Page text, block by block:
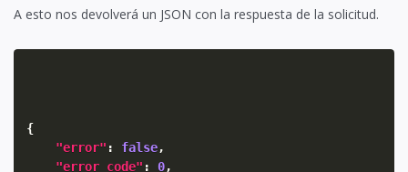
A esto nos devolverá un JSON con la respuesta de la solicitud.
{
"error" : false,
"error_code" : 0,